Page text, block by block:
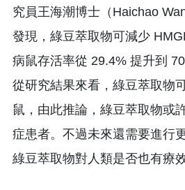
究員王海潮博士（Haichao
發現，綠豆萃取物可減少
病鼠存活率從 29.4% 提升到
從研究結果來看，綠豆萃取物
鼠，由此推論，綠豆萃取物或
症患者。不過未來還需要進行
綠豆萃取物對人類是否也有療效